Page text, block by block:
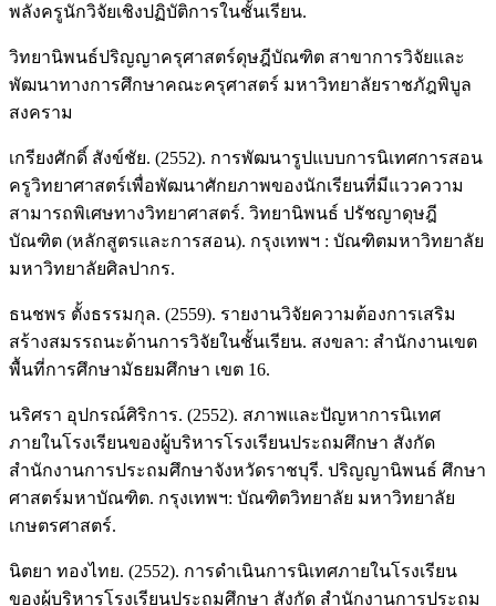
พลังครูนักวิจัยเชิงปฏิบัติการในชั้นเรียน.
วิทยานิพนธ์ปริญญาครุศาสตร์ดุษฎีบัณฑิต สาขาการวิจัยและ
พัฒนาทางการศึกษาคณะครุศาสตร์ มหาวิทยาลัยราชภัฎพิบูล
สงคราม
เกรียงศักดิ์ สังข์ชัย. (2552). การพัฒนารูปแบบการนิเทศการสอน
ครูวิทยาศาสตร์เพื่อพัฒนาศักยภาพของนักเรียนที่มีแววความ
สามารถพิเศษทางวิทยาศาสตร์. วิทยานิพนธ์ ปรัชญาดุษฎี
บัณฑิต (หลักสูตรและการสอน). กรุงเทพฯ : บัณฑิตมหาวิทยาลัย
มหาวิทยาลัยศิลปากร.
ธนชพร ตั้งธรรมกุล. (2559). รายงานวิจัยความต้องการเสริม
สร้างสมรรถนะด้านการวิจัยในชั้นเรียน. สงขลา: สำนักงานเขต
พื้นที่การศึกษามัธยมศึกษา เขต 16.
นริศรา อุปกรณ์ศิริการ. (2552). สภาพและปัญหาการนิเทศ
ภายในโรงเรียนของผู้บริหารโรงเรียนประถมศึกษา สังกัด
สำนักงานการประถมศึกษาจังหวัดราชบุรี. ปริญญานิพนธ์ ศึกษา
ศาสตร์มหาบัณฑิต. กรุงเทพฯ: บัณฑิตวิทยาลัย มหาวิทยาลัย
เกษตรศาสตร์.
นิตยา ทองไทย. (2552). การดำเนินการนิเทศภายในโรงเรียน
ของผู้บริหารโรงเรียนประถมศึกษา สังกัด สำนักงานการประถม